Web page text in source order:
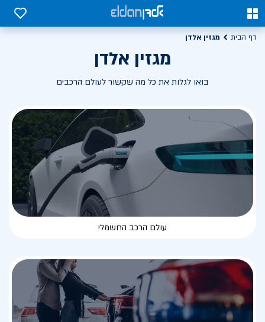
0
0
דף הבית מגזין אלדן
מגזין אלדן
בואו לגלות את כל מה שקשור לעולם הרכבים
עולם הרכב החשמלי